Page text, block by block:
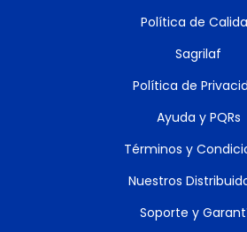
Política de
Sagrilaf
Política de
Ayuda y PQRs
Términos y
Nuestros
Soporte y